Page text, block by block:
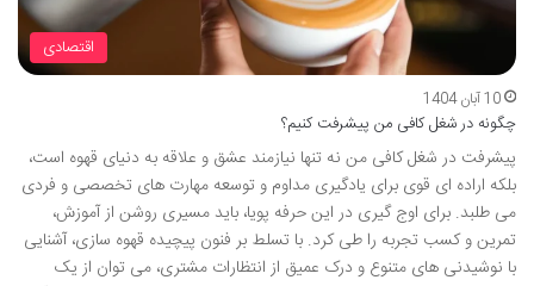
اقتصادی
10 آبان 1404
چگونه در شغل کافی من پیشرفت کنیم؟
پیشرفت در شغل کافی من نه تنها نیازمند عشق و علاقه به دنیای قهوه است،
بلکه اراده ای قوی برای یادگیری مداوم و توسعه مهارت های تخصصی و فردی
می طلبد. برای اوج گیری در این حرفه پویا، باید مسیری روشن از آموزش،
تمرین و کسب تجربه را طی کرد. با تسلط بر فنون پیچیده قهوه سازی، آشنایی
با نوشیدنی های متنوع و درک عمیق از انتظارات مشتری، می توان از یک